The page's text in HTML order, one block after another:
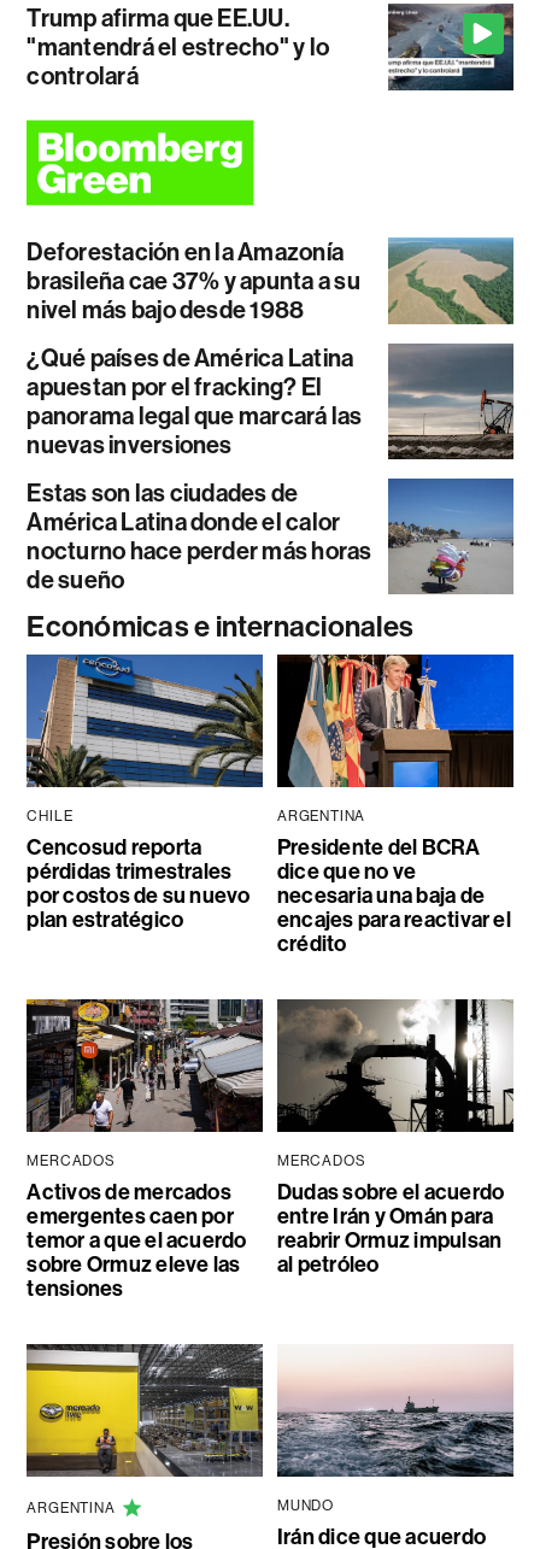
Trump afirma que EE.UU.
"mantendrá el estrecho" y lo
controlará
Deforestación en la Amazonía
brasileña cae 37% y apunta a su
nivel más bajo desde 1988
¿Qué países de América Latina
apuestan por el fracking? El
panorama legal que marcará las
nuevas inversiones
Estas son las ciudades de
América Latina donde el calor
nocturno hace perder más horas
de sueño
Económicas e internacionales
CHILE
Cencosud reporta
pérdidas trimestrales
por costos de su nuevo
plan estratégico
ARGENTINA
Presidente del BCRA
dice que no ve
necesaria una baja de
encajes para reactivar el
crédito
MERCADOS
Activos de mercados
emergentes caen por
temor a que el acuerdo
sobre Ormuz eleve las
tensiones
MERCADOS
Dudas sobre el acuerdo
entre Irán y Omán para
reabrir Ormuz impulsan
al petróleo
ARGENTINA
Presión sobre los
MUNDO
Irán dice que acuerdo